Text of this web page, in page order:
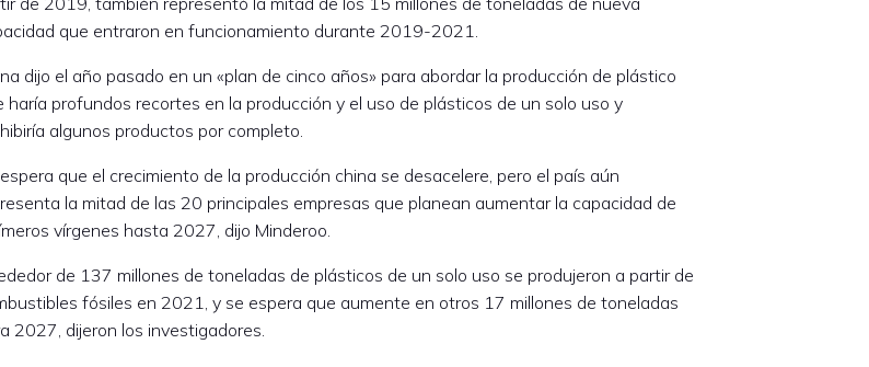
que entraron en funcionamiento durante 2019-2021.
dijo el año pasado en un «plan de cinco años» para abordar la producción de plástico
haría profundos recortes en la producción y el uso de plásticos de un solo uso y
algunos productos por completo.
que el crecimiento de la producción china se desacelere, pero el país aún
la mitad de las 20 principales empresas que planean aumentar la capacidad de
vírgenes hasta 2027, dijo Minderoo.
de 137 millones de toneladas de plásticos de un solo uso se produjeron a partir de
fósiles en 2021, y se espera que aumente en otros 17 millones de toneladas
2027, dijeron los investigadores.